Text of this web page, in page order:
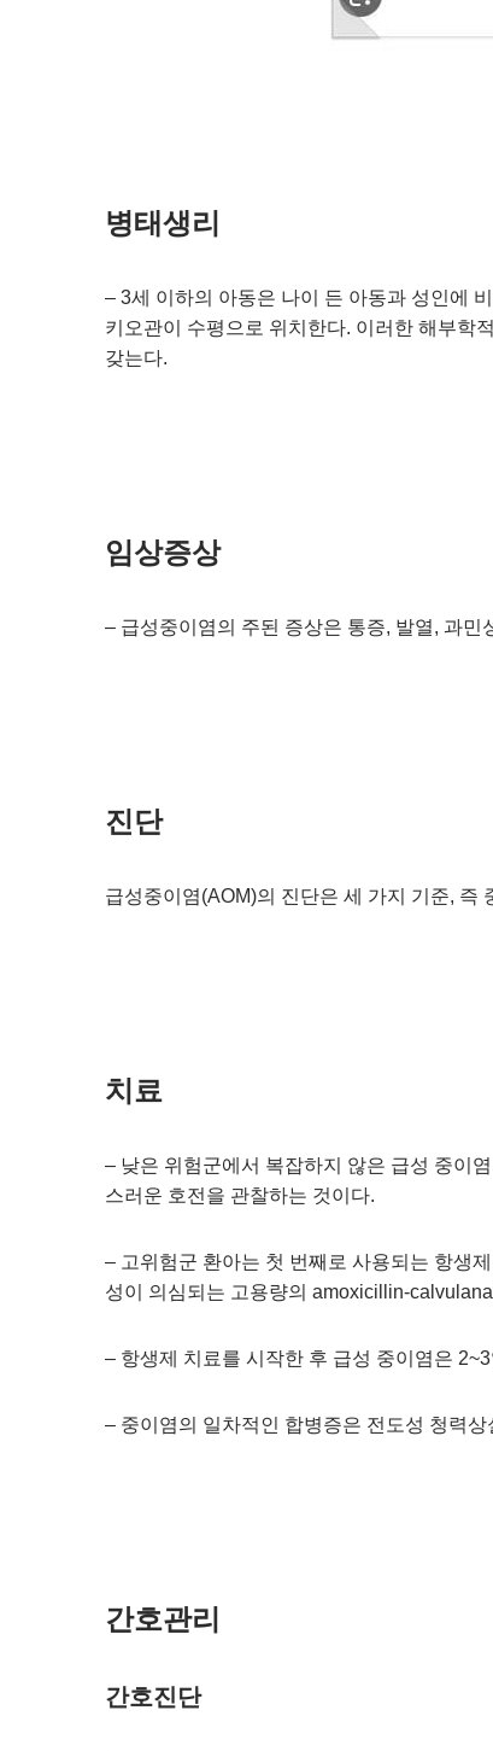
병태생리
– 3세 이하의 아동은 나이 든 아동과 성인에
키오관이 수평으로 위치한다. 이러한 해부학
갖는다.
임상증상
– 급성중이염의 주된 증상은 통증, 발열, 과
진단
급성중이염(AOM)의 진단은 세 가지 기준, 즉
치료
– 낮은 위험군에서 복잡하지 않은 급성 중이
스러운 호전을 관찰하는 것이다.
– 고위험군 환아는 첫 번째로 사용되는 항생
성이 의심되는 고용량의 amoxicillin-
– 항생제 치료를 시작한 후 급성 중이염은
– 중이염의 일차적인 합병증은 전도성 청력
간호관리
간호진단